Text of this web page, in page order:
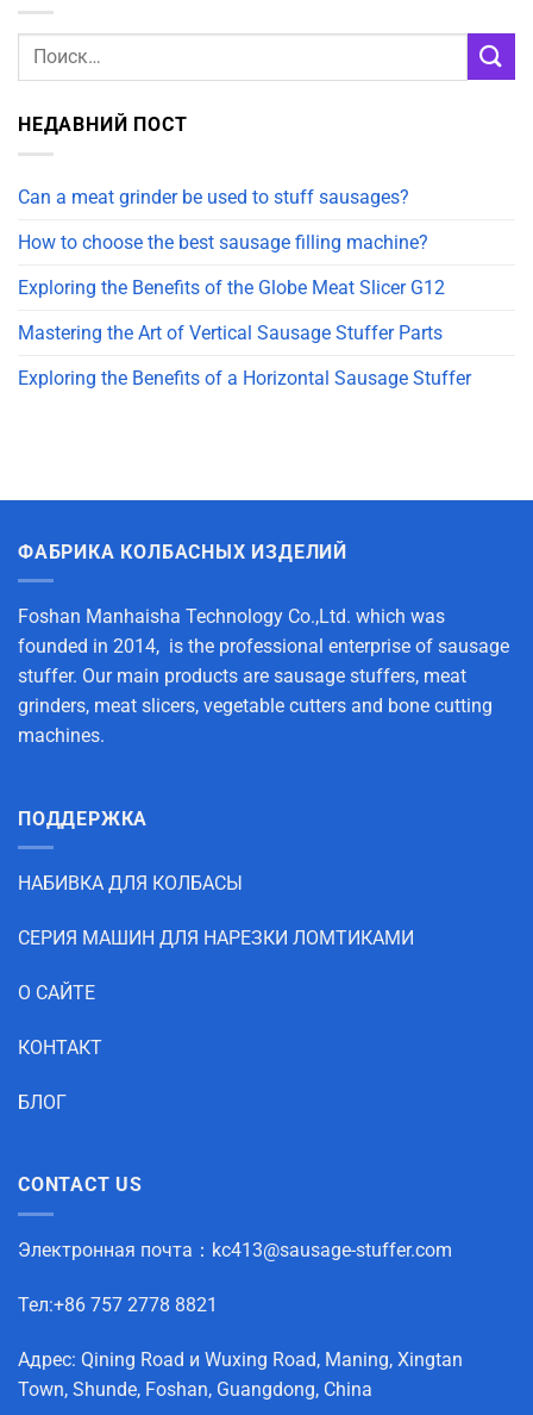
НЕДАВНИЙ ПОСТ
Can a meat grinder be used to stuff sausages?
How to choose the best sausage filling machine?
Exploring the Benefits of the Globe Meat Slicer G12
Mastering the Art of Vertical Sausage Stuffer Parts
Exploring the Benefits of a Horizontal Sausage Stuffer
ФАБРИКА КОЛБАСНЫХ ИЗДЕЛИЙ
Foshan Manhaisha Technology Co.,Ltd. which was
founded in 2014, is the professional enterprise of sausage
stuffer. Our main products are sausage stuffers, meat
grinders, meat slicers, vegetable cutters and bone cutting
machines.
ПОДДЕРЖКА
НАБИВКА ДЛЯ КОЛБАСЫ
СЕРИЯ МАШИН ДЛЯ НАРЕЗКИ ЛОМТИКАМИ
О САЙТЕ
КОНТАКТ
БЛОГ
CONTACT US
Электронная почта： kc413@sausage-stuffer.com
Тел:+86 757 2778 8821
Адрес: Qining Road и Wuxing Road, Maning, Xingtan
Town, Shunde, Foshan, Guangdong, China